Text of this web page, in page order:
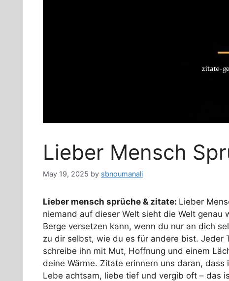
Lieber Mensch
May 19, 2025 by sbnoumanali
Lieber mensch sprüche & zitate: Lieber
niemand auf dieser Welt sieht die Welt
Berge versetzen kann, wenn du nur an dich
zu dir selbst, wie du es für andere bist. Jeder
schreibe ihn mit Mut, Hoffnung und einem
deine Wärme. Zitate erinnern uns daran,
Lebe achtsam, liebe tief und vergib oft – das